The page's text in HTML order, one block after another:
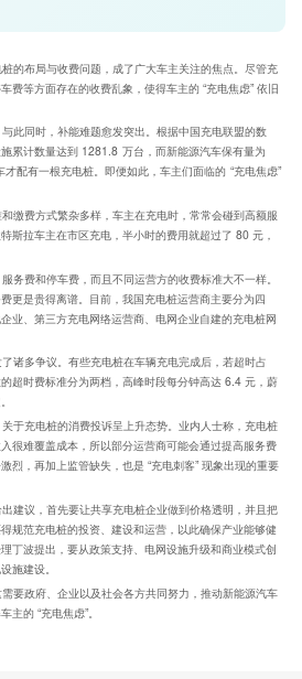
的布局与收费问题，成了广大车主关注的焦点。尽管充
费等方面存在的收费乱象，使得车主的 “充电焦虑” 依旧
此同时，补能难题愈发突出。根据中国充电联盟的数
累计数量达到 1281.8 万台，而新能源汽车保有量为
配有一根充电桩。即便如此，车主们面临的 “充电焦虑”
缴费方式繁杂多样，车主在充电时，常常会碰到高额服
斯拉车主在市区充电，半小时的费用就超过了 80 元，
务费和停车费，而且不同运营方的收费标准大不一样。
更是贵得离谱。目前，我国充电桩运营商主要分为四
业、第三方充电网络运营商、电网企业自建的充电桩网
诸多争议。有些充电桩在车辆充电完成后，若超时占
超时费标准分为两档，高峰时段每分钟高达 6.4 元，蔚
于充电桩的消费投诉呈上升态势。业内人士称，充电桩
很难覆盖成本，所以部分运营商可能会通过提高服务费
烈，再加上监管缺失，也是 “充电刺客” 现象出现的重要
建议，首先要让共享充电桩企业做到价格透明，并且把
规范充电桩的投资、建设和运营，以此确保产业能够健
丁波提出，要从政策支持、电网设施升级和商业模式创
施建设。
要政府、企业以及社会各方共同努力，推动新能源汽车
的 “充电焦虑”。